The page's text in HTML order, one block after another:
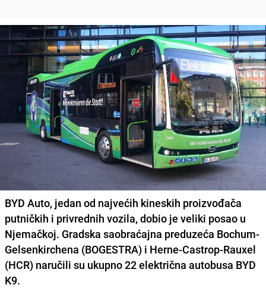
BYD Auto, jedan od najvećih kineskih proizvođača
putničkih i privrednih vozila, dobio je veliki posao u
Njemačkoj. Gradska saobraćajna preduzeća Bochum-
Gelsenkirchena (BOGESTRA) i Herne-Castrop-Rauxel
(HCR) naručili su ukupno 22 električna autobusa BYD
K9.